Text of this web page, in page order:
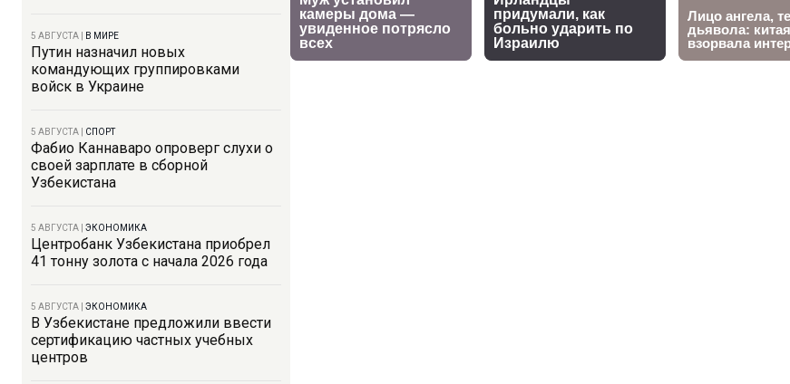
5 АВГУСТА В МИРЕ
Путин назначил новых
командующих группировками
войск в Украине
5 АВГУСТА СПОРТ
Фабио Каннаваро опроверг слухи о
своей зарплате в сборной
Узбекистана
5 АВГУСТА ЭКОНОМИКА
Центробанк Узбекистана приобрел
41 тонну золота с начала 2026 года
5 АВГУСТА ЭКОНОМИКА
В Узбекистане предложили ввести
сертификацию частных учебных
центров